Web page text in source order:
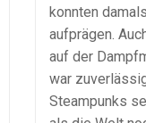
konnten
aufprägen.
auf der
war
Steampunks